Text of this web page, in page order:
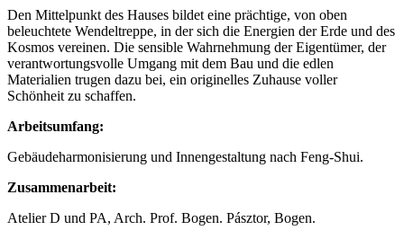
Den Mittelpunkt des Hauses bildet eine prächtige, von oben
beleuchtete Wendeltreppe, in der sich die Energien der Erde und des
Kosmos vereinen. Die sensible Wahrnehmung der Eigentümer, der
verantwortungsvolle Umgang mit dem Bau und die edlen
Materialien trugen dazu bei, ein originelles Zuhause voller
Schönheit zu schaffen.
Arbeitsumfang:
Gebäudeharmonisierung und Innengestaltung nach Feng-Shui.
Zusammenarbeit:
Atelier D und PA, Arch. Prof. Bogen. Pásztor, Bogen.